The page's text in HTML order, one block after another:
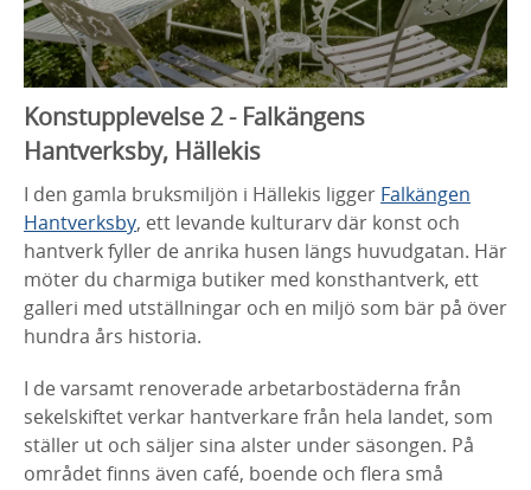
Konstupplevelse 2 - Falkängens
Hantverksby, Hällekis
I den gamla bruksmiljön i Hällekis ligger Falkängen
Hantverksby, ett levande kulturarv där konst och
hantverk fyller de anrika husen längs huvudgatan. Här
möter du charmiga butiker med konsthantverk, ett
galleri med utställningar och en miljö som bär på över
hundra års historia.
I de varsamt renoverade arbetarbostäderna från
sekelskiftet verkar hantverkare från hela landet, som
ställer ut och säljer sina alster under säsongen. På
området finns även café, boende och flera små